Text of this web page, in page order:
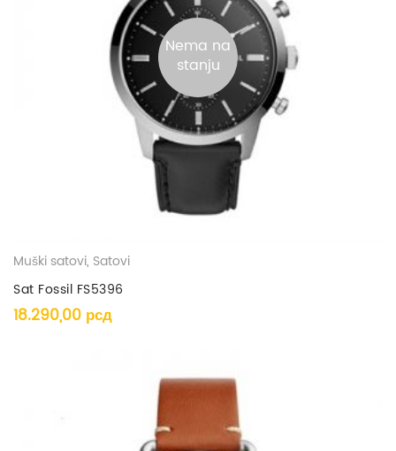
Nema na
stanju
Muški satovi, Satovi
Sat Fossil FS5396
18.290,00 рсд